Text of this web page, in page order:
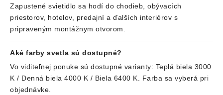
Zapustené svietidlo sa hodí do chodieb, obývacích
priestorov, hotelov, predajní a ďalších interiérov s
pripraveným montážnym otvorom.
Aké farby svetla sú dostupné?
Vo viditeľnej ponuke sú dostupné varianty: Teplá biela 3000
K / Denná biela 4000 K / Biela 6400 K. Farba sa vyberá pri
objednávke.